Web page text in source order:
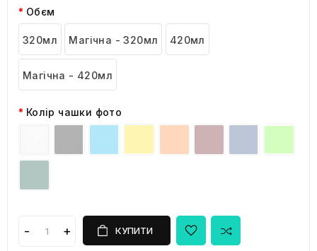
Обєм
320мл Магічна - 320мл 420мл
Магічна - 420мл
Колір чашки фото
КУПИТИ